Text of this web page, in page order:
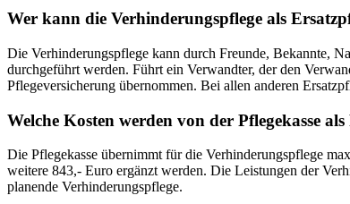
Wer kann die Verhinderungspflege als
Die Verhinderungspflege kann durch Freunde, Bekannte,
durchgeführt werden. Führt ein Verwandter, der den
Pflegeversicherung übernommen. Bei allen anderen
Welche Kosten werden von der Pflegekasse
Die Pflegekasse übernimmt für die Verhinderungspflege
weitere 843,- Euro ergänzt werden. Die Leistungen der
planende Verhinderungspflege.